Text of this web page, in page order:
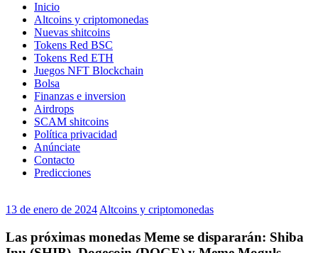
Inicio
Altcoins y criptomonedas
Nuevas shitcoins
Tokens Red BSC
Tokens Red ETH
Juegos NFT Blockchain
Bolsa
Finanzas e inversion
Airdrops
SCAM shitcoins
Política privacidad
Anúnciate
Contacto
Predicciones
13 de enero de 2024 Altcoins y criptomonedas
Las próximas monedas Meme se dispararán: Shiba